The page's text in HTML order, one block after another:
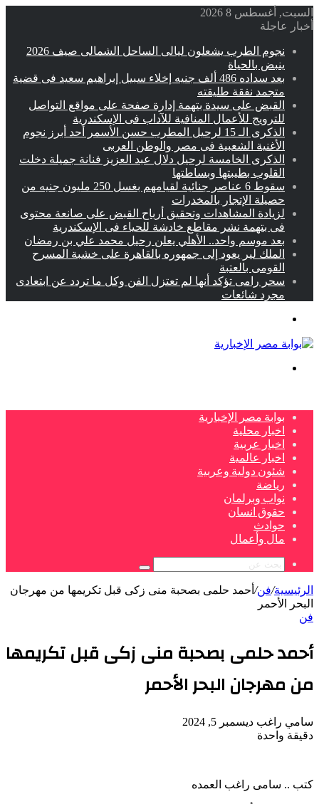
السبت, أغسطس 8 2026
أخبار عاجلة
نجوم الطرب يشعلون ليالى الساحل الشمالى صيف 2026
ينبض بالحياة
بعد سداده 486 ألف جنيه إخلاء سبيل إبراهيم سعيد فى قضية
متجمد نفقة طليقته
القبض على سيدة بتهمة إدارة صفحة على مواقع التواصل
للترويج للأعمال المنافية للآداب فى الإسكندرية
الذكرى الـ 15 لرحيل المطرب حسن الأسمر أحد أبرز نجوم
الأغنية الشعبية فى مصر والوطن العربى
الذكرى الخامسة لرحيل دلال عبد العزيز فنانة جميلة دخلت
القلوب بطيبتها وبساطتها
سقوط 6 عناصر جنائية لقيامهم بغسل 250 مليون جنيه من
حصيلة الإتجار بالمخدرات
لزيادة المشاهدات وتحقيق أرباح القبض على صانعة محتوى
فى بتهمة نشر مقاطع خادشة للحياء فى الإسكندرية
بعد موسم واحد.. الأهلي يعلن رحيل محمد علي بن رمضان
الملك لير يعود إلى جمهوره بالقاهرة على خشبة المسرح
القومى بالعتبة
سحر رامى تؤكد أنها لم تعتزل الفن وكل ما تردد عن ابتعادى
مجرد شائعات
بوابة مصر الإخبارية
اخبار محلية
اخبار عربية
اخبار عالمية
شئون دولية وعربية
رياضة
نواب وبرلمان
حقوق انسان
حوادث
مال وأعمال
بحث
عن
الرئيسية/فن/ أحمد حلمى بصحبة منى زكى قبل تكريمها من مهرجان
البحر الأحمر
فن
أحمد حلمى بصحبة منى زكى قبل تكريمها
من مهرجان البحر الأحمر
سامي راغب أرسل
ديسمبر 5, 2024
دقيقة واحدة
كتب .. سامى راغب العمده